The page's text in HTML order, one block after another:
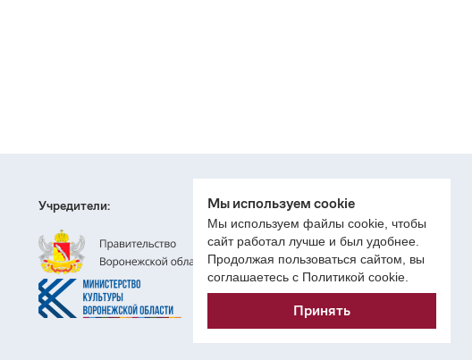
Учредители: Мы используем cookie
Мы используем файлы cookie, чтобы
сайт работал лучше и был удобнее.
Продолжая пользоваться сайтом, вы
соглашаетесь с Политикой cookie.
Принять